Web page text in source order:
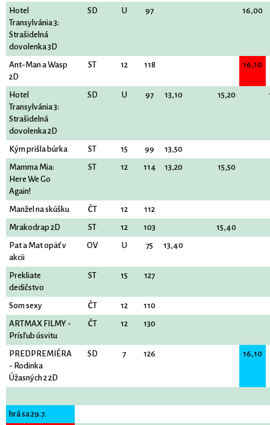
Hotel
Transylvánia 3:
Strašidelná
dovolenka 3D
SD U 97 16,00
Ant-Man a Wasp
2D
ST 12 118 16,10
Hotel
Transylvánia 3:
Strašidelná
dovolenka 2D
SD U 97 13,10 15,20
Kým prišla búrka ST 15 99
13,50
Mamma Mia:
Here We Go
Again!
ST 12 114 13,20 15,50
Manžel na skúšku ČT 12
112
Mrakodrap 2D
ST 12 103
15,40
Pat a Mat opäť v
akcii
OV U 75 13,40
Prekliate
dedičstvo
ST 15 127
Som sexy ČT 12
110
ARTMAX FILMY -
Prísľub úsvitu
ČT 12 130
PREDPREMIÉRA
- Rodinka
Úžasných 2 2D
SD 7 126 16,10
hrá sa 29.7.